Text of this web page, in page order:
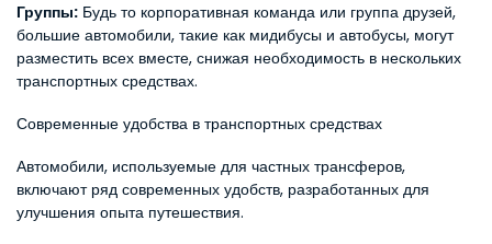
Группы: Будь то корпоративная команда или группа друзей,
большие автомобили, такие как мидибусы и автобусы, могут
разместить всех вместе, снижая необходимость в нескольких
транспортных средствах.
Современные удобства в транспортных средствах
Автомобили, используемые для частных трансферов,
включают ряд современных удобств, разработанных для
улучшения опыта путешествия.